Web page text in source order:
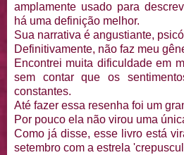
amplamente usado para
há uma definição melhor.
Sua narrativa é angustiante,
Definitivamente, não faz meu
Encontrei muita dificuldade em
sem contar que os
constantes.
Até fazer essa resenha foi um
Por pouco ela não virou uma
Como já disse, esse livro está
setembro com a estrela